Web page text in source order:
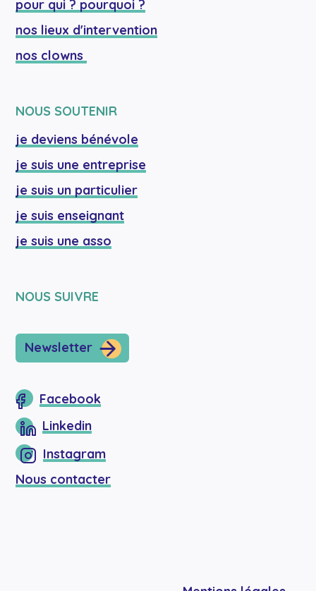
pour qui ? pourquoi ?
nos lieux d'intervention
nos clowns
NOUS SOUTENIR
je deviens bénévole
je suis une entreprise
je suis un particulier
je suis enseignant
je suis une asso
NOUS SUIVRE
Newsletter
Facebook
Linkedin
Instagram
Nous contacter